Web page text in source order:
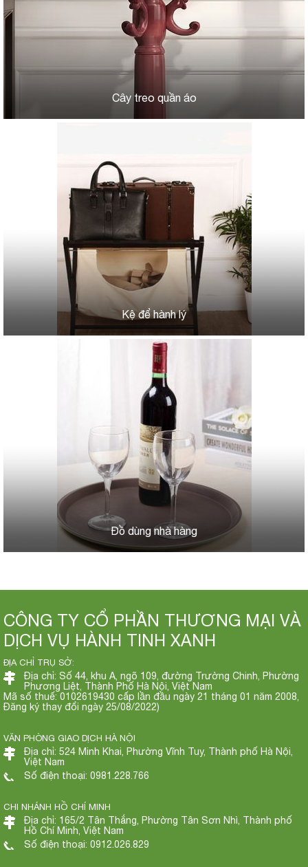
Cây treo quần áo
Kệ để hành lý
Đồ dùng nhà hàng
CÔNG TY CỔ PHẦN THƯƠNG MẠI VÀ
DỊCH VỤ HÀNH TINH XANH
ĐỊA CHỈ TRỤ SỞ:
Địa chỉ: Số 44, khu A, ngõ 109, đường Trường Chinh, Phường
Phương Liệt, Thành Phố Hà Nội, Việt Nam
Mã số thuế: 0102619430 cấp lần đầu ngày 21 tháng 01 năm 2008,
Đăng ký thay đổi ngày 25/08/2022)
VĂN PHÒNG GIAO DỊCH HÀ NỘI
Địa chỉ: 524 Minh Khai, Phường Vĩnh Tuy, Thành phố Hà Nội,
Việt Nam
Số điện thoại: 0981.228.766
CHI NHÁNH HỒ CHÍ MINH
Địa chỉ: 165/2 Tân Thắng, Phường Tân Sơn Nhì, Thành phố
Hồ Chí Minh, Việt Nam
Số điện thoại: 0912.026.829